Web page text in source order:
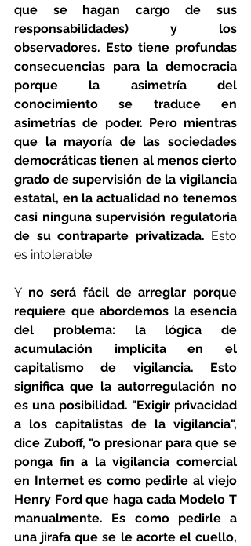
que se hagan cargo de sus
responsabilidades) y los
observadores. Esto tiene profundas
consecuencias para la democracia
porque la asimetría del
conocimiento se traduce en
asimetrías de poder. Pero mientras
que la mayoría de las sociedades
democráticas tienen al menos cierto
grado de supervisión de la vigilancia
estatal, en la actualidad no tenemos
casi ninguna supervisión regulatoria
de su contraparte privatizada. Esto
es intolerable.
Y no será fácil de arreglar porque
requiere que abordemos la esencia
del problema: la lógica de
acumulación implícita en el
capitalismo de vigilancia. Esto
significa que la autorregulación no
es una posibilidad. "Exigir privacidad
a los capitalistas de la vigilancia",
dice Zuboff, "o presionar para que se
ponga fin a la vigilancia comercial
en Internet es como pedirle al viejo
Henry Ford que haga cada Modelo T
manualmente. Es como pedirle a
una jirafa que se le acorte el cuello,